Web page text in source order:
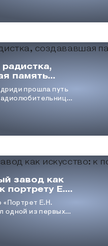
память
прошла путь
Фронтовая
входила в
первых
завод как
портрету Е.Н.
«Портрет Е.Н.
одной из первых
славу художнику
Серову?
Чоколова